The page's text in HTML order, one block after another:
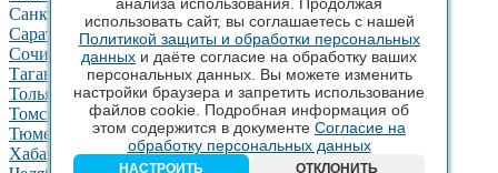
использовать сайт, вы соглашаетесь с нашей
Политикой защиты и обработки персональных
данных и даёте согласие на обработку ваших
персональных данных. Вы можете изменить
настройки браузера и запретить использование
файлов cookie. Подробная информация об
этом содержится в документе Согласие на
обработку персональных данных
НАСТРОИТЬ ОТКЛОНИТЬ
Санкт-Петербург
Саратов
Сочи
Таганрог
Тольятти
Томск
Тюмень
Хабаровск